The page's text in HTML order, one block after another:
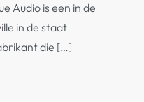
Audio is een in de
in de staat
die […]